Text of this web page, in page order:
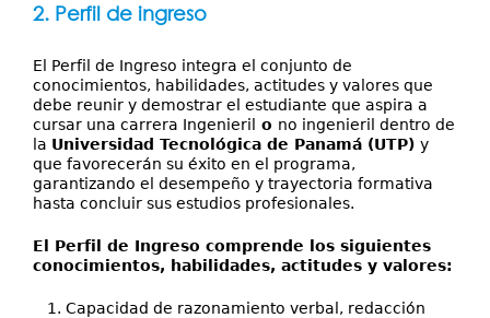
2. Perfil de ingreso
El Perfil de Ingreso integra el conjunto de
conocimientos, habilidades, actitudes y valores que
debe reunir y demostrar el estudiante que aspira a
cursar una carrera Ingenieril
o no ingenieril dentro de
la Universidad Tecnológica de Panamá (UTP) y
que favorecerán su éxito en el programa,
garantizando el desempeño y trayectoria formativa
hasta concluir sus estudios profesionales.
El Perfil de Ingreso comprende los siguientes
conocimientos, habilidades, actitudes y valores:
Capacidad de razonamiento verbal, redacción